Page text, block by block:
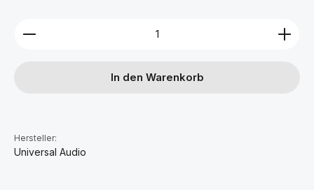
Produkt Anzahl: Gib den gewünschten Wert ein
In den Warenkorb
Hersteller:
Universal Audio